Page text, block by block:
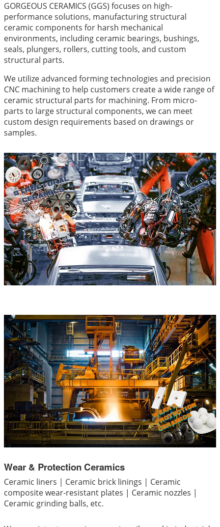
GORGEOUS CERAMICS (GGS) focuses on high-
performance solutions, manufacturing structural
ceramic components for harsh mechanical
environments, including ceramic bearings, bushings,
seals, plungers, rollers, cutting tools, and custom
structural parts.
We utilize advanced forming technologies and precision
CNC machining to help customers create a wide range of
ceramic structural parts for machining. From micro-
parts to large structural components, we can meet
custom design requirements based on drawings or
samples.
Wear & Protection Ceramics
Ceramic liners | Ceramic brick linings | Ceramic
composite wear-resistant plates | Ceramic nozzles |
Ceramic grinding balls, etc.